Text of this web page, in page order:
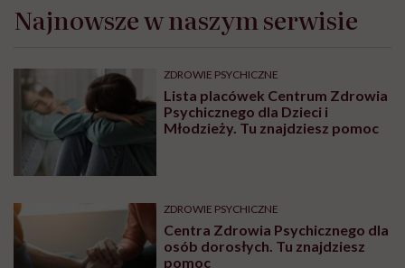
Najnowsze w naszym serwisie
ZDROWIE PSYCHICZNE
Lista placówek Centrum Zdrowia
Psychicznego dla Dzieci i
Młodzieży. Tu znajdziesz pomoc
ZDROWIE PSYCHICZNE
Centra Zdrowia Psychicznego dla
osób dorosłych. Tu znajdziesz
pomoc